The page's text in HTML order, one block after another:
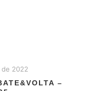
de 2022
–